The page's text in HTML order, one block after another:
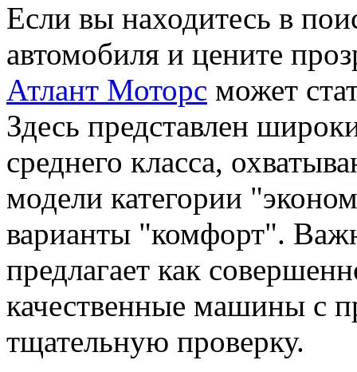
Если вы находитесь в
автомобиля и цените
Атлант Моторс может
Здесь представлен
среднего класса,
модели категории
варианты "комфорт".
предлагает как
качественные машины с
тщательную проверку.